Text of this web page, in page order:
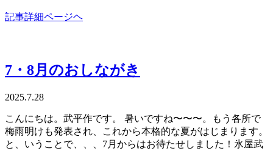
記事詳細ページヘ
7・8月のおしながき
2025.7.28
こんにちは。武平作です。 暑いですね〜〜〜。もう各所で
梅雨明けも発表され、これから本格的な夏がはじまります。
と、いうことで、、、7月からはお待たせしました！氷屋武